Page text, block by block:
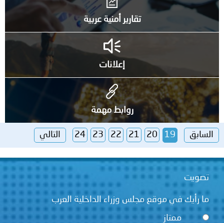
تقارير أمنية عربية
إعلانات
روابط مهمة
السابق 19
20
21
22
23
24 التالي
تصويت
ما رأيك في موقع مجلس وزراء الداخلية العرب
ممتاز